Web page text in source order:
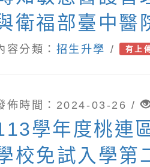
衛福部臺中醫
才共育暨五專
容分類： 招生升學 / 有上
佈時間：2024-03-26 /
學年度桃連
校免試入學第